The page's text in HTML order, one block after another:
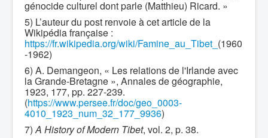
génocide culturel dont parle (Matthieu) Ricard. »
5) L’auteur du post renvoie à cet article de la
Wikipédia française :
https://fr.wikipedia.org/wiki/Famine_au_Tibet_ (1960
-1962)
6) A. Demangeon, « Les relations de l'Irlande avec
la Grande-Bretagne », Annales de géographie,
1923, 177, pp. 227-239.
(https://www.persee.fr/doc/geo_0003-
4010_1923_num_32_177_9936)
7)A History of Modern Tibet, vol. 2, p. 38.